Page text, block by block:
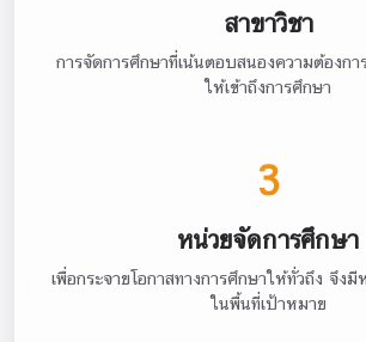
สาขาวิชา
การจัดการศึกษาที่เน้นตอบสนองความต้องก
ให้เข้าถึงการศึกษา
3
หน่วยจัดการศึกษา
เพื่อกระจายโอกาสทางการศึกษาให้ทั่วถึง จึง
ในพื้นที่เป้าหมาย